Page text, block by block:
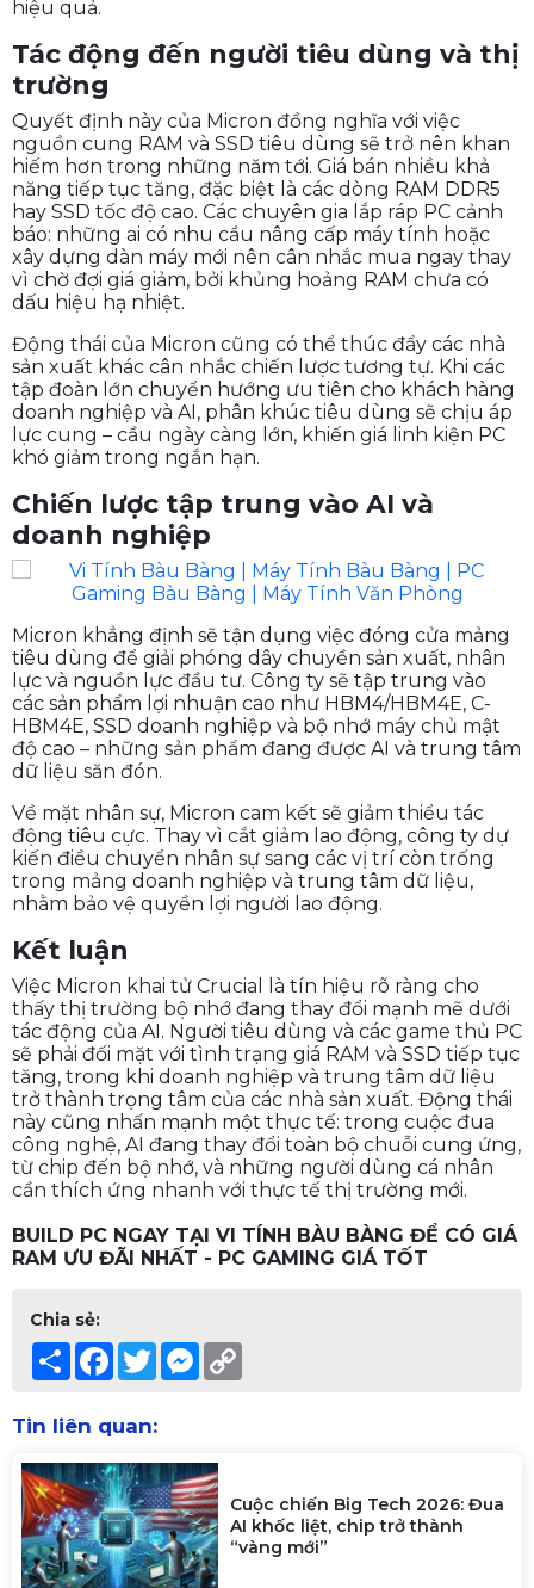
Một yếu tố khác không kém phần quan trọng là chi
Micron vẫn phải gánh toàn bộ chi phí cố định gồm
R&D firmware, chứng nhận sản phẩm, đội ngũ bán
hàng, marketing và bảo hành toàn cầu. Khi sản lượng
giảm, chi phí này trở nên “phình to” trên từng sản
phẩm, khiến mảng tiêu dùng trở nên không còn
hiệu quả.
Tác động đến người tiêu dùng và thị
trường
Quyết định này của Micron đồng nghĩa với việc
nguồn cung RAM và SSD tiêu dùng sẽ trở nên khan
hiếm hơn trong những năm tới. Giá bán nhiều khả
năng tiếp tục tăng, đặc biệt là các dòng RAM DDR5
hay SSD tốc độ cao. Các chuyên gia lắp ráp PC cảnh
báo: những ai có nhu cầu nâng cấp máy tính hoặc
xây dựng dàn máy mới nên cân nhắc mua ngay thay
vì chờ đợi giá giảm, bởi khủng hoảng RAM chưa có
dấu hiệu hạ nhiệt.
Động thái của Micron cũng có thể thúc đẩy các nhà
sản xuất khác cân nhắc chiến lược tương tự. Khi các
tập đoàn lớn chuyển hướng ưu tiên cho khách hàng
doanh nghiệp và AI, phân khúc tiêu dùng sẽ chịu áp
lực cung – cầu ngày càng lớn, khiến giá linh kiện PC
khó giảm trong ngắn hạn.
Chiến lược tập trung vào AI và
doanh nghiệp
Micron khẳng định sẽ tận dụng việc đóng cửa mảng
tiêu dùng để giải phóng dây chuyền sản xuất, nhân
lực và nguồn lực đầu tư. Công ty sẽ tập trung vào
các sản phẩm lợi nhuận cao như HBM4/HBM4E, C-
HBM4E, SSD doanh nghiệp và bộ nhớ máy chủ mật
độ cao – những sản phẩm đang được AI và trung tâm
dữ liệu săn đón.
Về mặt nhân sự, Micron cam kết sẽ giảm thiểu tác
động tiêu cực. Thay vì cắt giảm lao động, công ty dự
kiến điều chuyển nhân sự sang các vị trí còn trống
trong mảng doanh nghiệp và trung tâm dữ liệu,
nhằm bảo vệ quyền lợi người lao động.
Kết luận
Việc Micron khai tử Crucial là tín hiệu rõ ràng cho
thấy thị trường bộ nhớ đang thay đổi mạnh mẽ dưới
tác động của AI. Người tiêu dùng và các game thủ PC
sẽ phải đối mặt với tình trạng giá RAM và SSD tiếp tục
tăng, trong khi doanh nghiệp và trung tâm dữ liệu
trở thành trọng tâm của các nhà sản xuất. Động thái
công nghệ, AI đang thay đổi toàn bộ chuỗi cung ứng,
từ chip đến bộ nhớ, và những người dùng cá nhân
cần thích ứng nhanh với thực tế thị trường mới.
RAM ƯU ĐÃI NHẤT - PC GAMING GIÁ TỐT
Chia sẻ:
ShareFacebook
TwitterMessenger
Copy
Link